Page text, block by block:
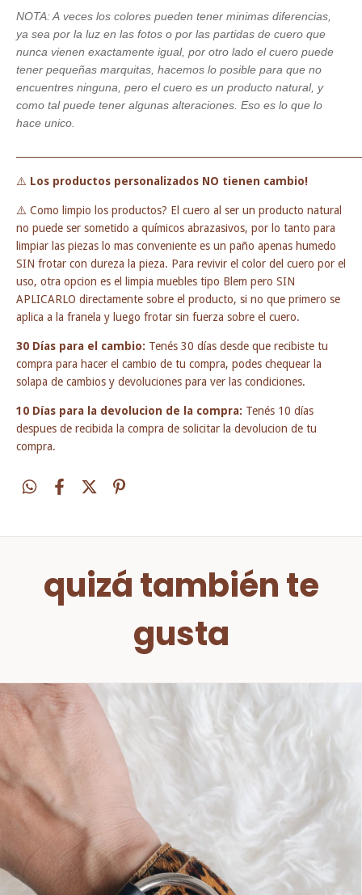
NOTA: A veces los colores pueden tener minimas diferencias,
ya sea por la luz en las fotos o por las partidas de cuero que
nunca vienen exactamente igual, por otro lado el cuero puede
tener pequeñas marquitas, hacemos lo posible para que no
encuentres ninguna, pero el cuero es un producto natural, y
como tal puede tener algunas alteraciones. Eso es lo que lo
hace unico.
⚠️ Los productos personalizados NO tienen cambio!
⚠️ Como limpio los productos? El cuero al ser un producto natural
no puede ser sometido a químicos abrazasivos, por lo tanto para
limpiar las piezas lo mas conveniente es un paño apenas humedo
SIN frotar con dureza la pieza. Para revivir el color del cuero por el
uso, otra opcion es el limpia muebles tipo Blem pero SIN
APLICARLO directamente sobre el producto, si no que primero se
aplica a la franela y luego frotar sin fuerza sobre el cuero.
30 Días para el cambio: Tenés 30 días desde que recibiste tu
compra para hacer el cambio de tu compra, podes chequear la
solapa de cambios y devoluciones para ver las condiciones.
10 Días para la devolucion de la compra: Tenés 10 días
despues de recibida la compra de solicitar la devolucion de tu
compra.
quizá también te
gusta